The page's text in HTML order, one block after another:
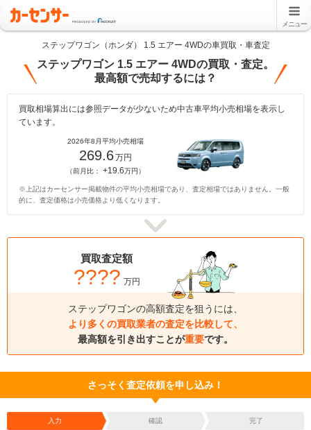
メニュー
ステップワゴン（ホンダ） 1.5 エアー 4WDの車買取・車査定
ステップワゴン 1.5 エアー 4WDの買取・査定。
最高額で売却するには？
買取相場算出には参照データが少ないため中古車平均小売相場を表示し
ています。
2026年8月平均小売相場
269.6万円
（前月比： +19.6万円）
※上記はカーセンサー掲載物件の平均小売相場であり、査定相場ではありません。一般
的に、査定価格は小売価格より低くなります。
買取査定額
???? 万円
ステップワゴンの高額査定を狙うには、
より多くの買取業者の査定を比較して、
最高額を引き出すことが重要です。
さっそく査定依頼を申し込み！
入力 確認 完了